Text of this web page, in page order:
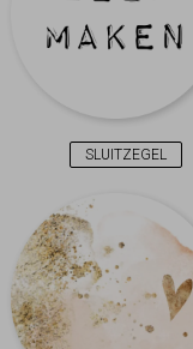
SLUITZEGEL